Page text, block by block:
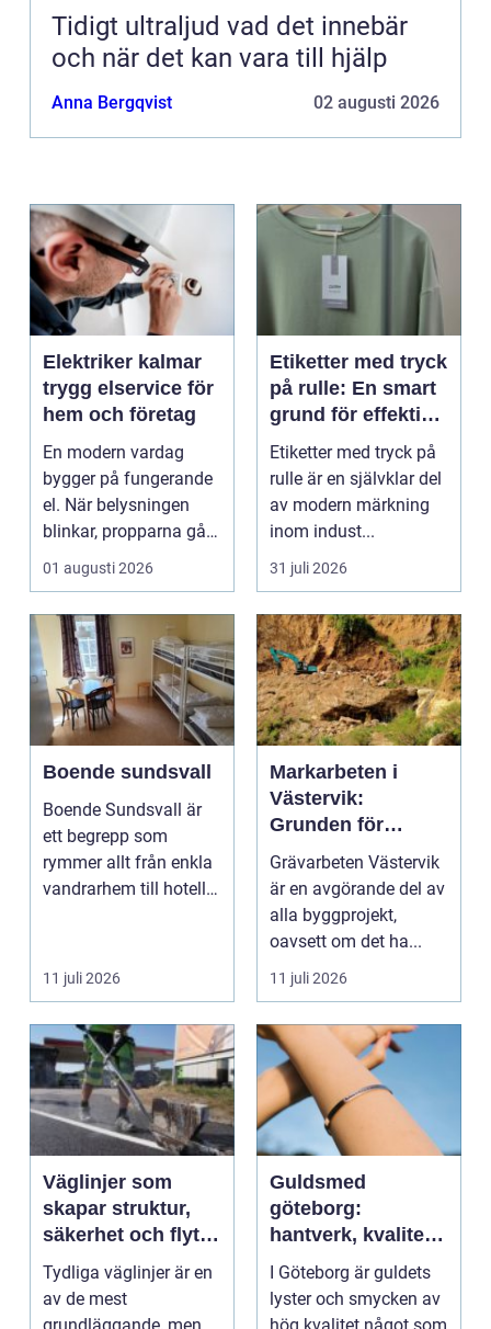
Tidigt ultraljud vad det innebär
och när det kan vara till hjälp
Anna Bergqvist 02 augusti 2026
Elektriker kalmar
trygg elservice för
hem och företag
En modern vardag
bygger på fungerande
el. När belysningen
blinkar, propparna går
eller en ny laddbox...
01 augusti 2026
Etiketter med tryck
på rulle: En smart
grund för effektiv
märkning
Etiketter med tryck på
rulle är en självklar del
av modern märkning
inom indust...
31 juli 2026
Boende sundsvall
Boende Sundsvall är
ett begrepp som
rymmer allt från enkla
vandrarhem till hotell
11 juli 2026
Markarbeten i
Västervik:
Grunden för
hållbara
byggprojekt
Grävarbeten Västervik
är en avgörande del av
alla byggprojekt,
oavsett om det ha...
11 juli 2026
Väglinjer som
skapar struktur,
säkerhet och flyt i
trafiken
Tydliga väglinjer är en
av de mest
Guldsmed
göteborg:
hantverk, kvalitet
och personlig
service
I Göteborg är guldets
lyster och smycken av